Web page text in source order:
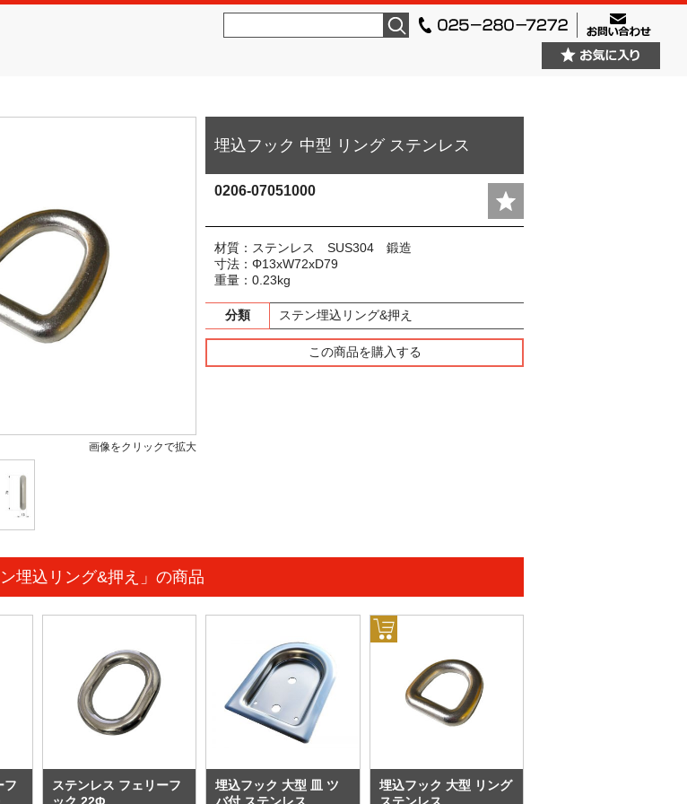
MATSUZAWA CO.,LTD.
画像をクリックで拡大
埋込フック 中型 リング ステンレス
0206-07051000
材質：ステンレス SUS304 鍛造
寸法：Φ13xW72xD79
重量：0.23kg
分類 ステン埋込リング&押え
この商品を購入する
埋込リング&押え」の商品
フ
ステンレス フェリーフ
ック 22Φ
埋込フック 大型 皿 ツ
バ付 ステンレス
埋込フック 大型 リング
ステンレス